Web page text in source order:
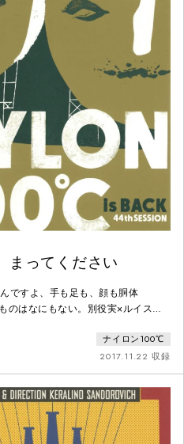
まってください
んですよ、手も足も、顔も胴体
のはなにもない。別役実×ルイス・
ノ・サンドロヴィッチが放つ不条理演
成派と反対派のシュプレヒコールが遠
物語は始まる。とある洋館に暮らす
の中では父親（三宅弘城）と母親
そして息子（遠藤雄弥）と娘（峯村
退屈な会
ナイロン100℃
2017.11.22 収録